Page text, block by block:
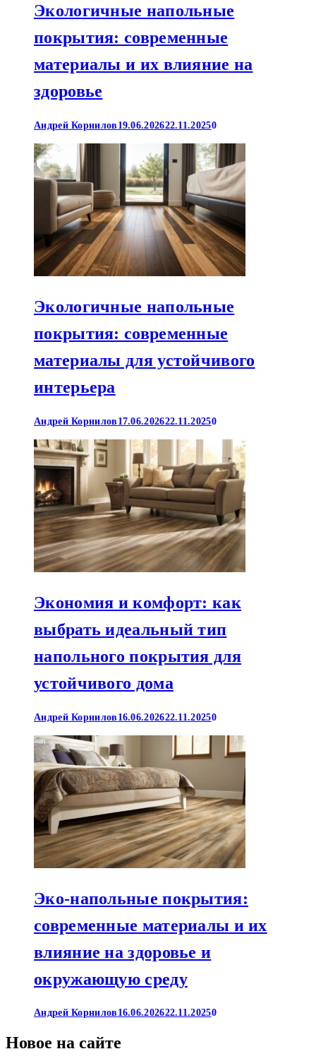
Экологичные напольные
покрытия: современные
материалы и их влияние на
здоровье
Андрей Корнилов 19.06.202622.11.20250
Экологичные напольные
покрытия: современные
материалы для устойчивого
интерьера
Андрей Корнилов 17.06.202622.11.20250
Экономия и комфорт: как
выбрать идеальный тип
напольного покрытия для
устойчивого дома
Андрей Корнилов 16.06.202622.11.20250
Эко-напольные покрытия:
современные материалы и их
влияние на здоровье и
окружающую среду
Андрей Корнилов 16.06.202622.11.20250
Новое на сайте